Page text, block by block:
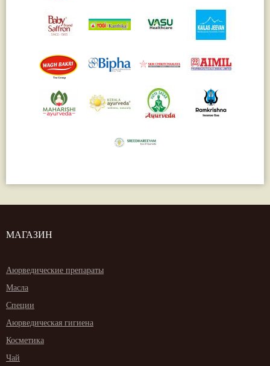
МАГАЗИН
Аюрведические препараты
Масла
Специи
Аюрведическая гигиена
Косметика
Чай